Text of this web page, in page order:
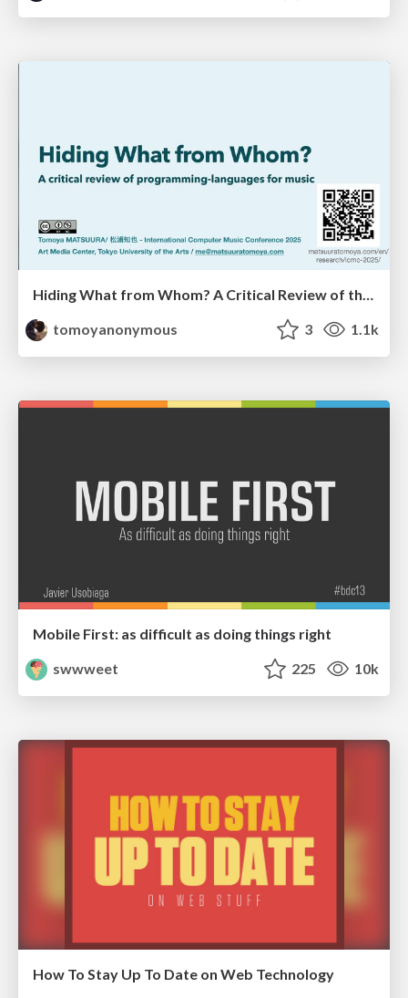
Hiding What from Whom? A Critical Review of the History of Programming languages for Music
tomoyanonymous
3 1.1k
Mobile First: as difficult as doing things right
swwweet
225 10k
How To Stay Up To Date on Web Technology